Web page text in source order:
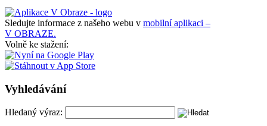
Sledujte informace z našeho webu v mobilní aplikaci –
V OBRAZE.
Volně ke stažení:
Vyhledávání
Hledaný výraz: